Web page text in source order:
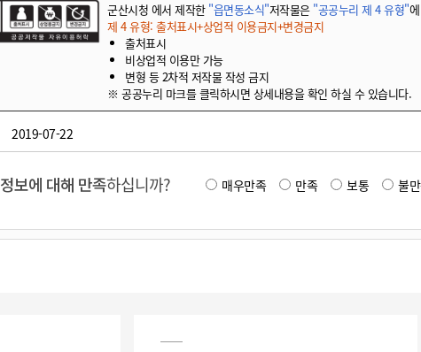
군산시청 에서 제작한 "읍면동소식"저작물은 "공공누리 제 4 유형"
제 4 유형: 출처표시+상업적 이용금지+변경금지
출처표시
비상업적 이용만 가능
변형 등 2차적 저작물 작성 금지
※ 공공누리 마크를 클릭하시면 상세내용을 확인 하실 수 있습니다.
2019-07-22
정보에 대해 만족하십니까? 매우만족 만족 보통 불